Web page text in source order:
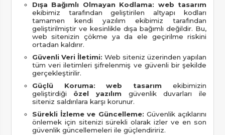
Dışa Bağımlı Olmayan Kodlama: web tasarım
ekibimiz tarafından geliştirilen altyapı kodları
tamamen kendi yazılım ekibimiz tarafından
geliştirilmiştir ve kesinlikle dışa bağımlı değildir. Bu,
web sitenizin çökme ya da ele geçirilme riskini
ortadan kaldırır.
Güvenli Veri İletimi: Web siteniz üzerinden yapılan
tüm veri iletimleri şifrelenmiş ve güvenli bir şekilde
gerçekleştirilir.
Güçlü Koruma:
web tasarım ekibimizin
geliştirdiği özel yazılım güvenlik duvarları ile
siteniz saldırılara karşı korunur.
Sürekli İzleme ve Güncelleme: Güvenlik açıklarını
önlemek için sitenizi sürekli olarak izler ve en son
güvenlik güncellemeleri ile güçlendiririz.